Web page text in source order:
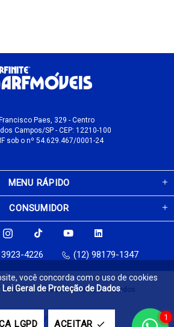
Paes, 329 - Centro
Campos/SP - CEP: 12210-100
sob o nº 54.629.467/0001-24
MENU RÁPIDO
CONSUMIDOR
4226 (12) 98179-1347
Todos os direitos reservados.
pela
você concorda com o uso de cookies
Lei Geral de Proteção de Dados.
LGPD ACEITAR
1